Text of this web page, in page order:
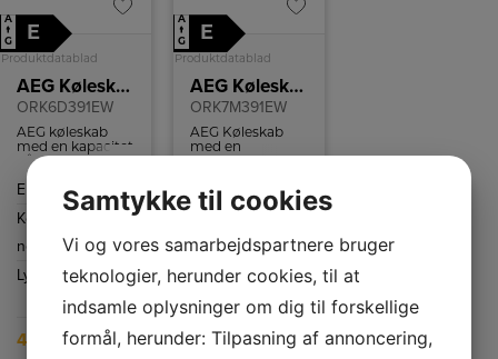
A
↑
G
E
Produktdatablad
AEG Køleskab
ORK6D391EW
AEG køleskab
med en kapacitet
på 395 L.
Energiklasse
E
Kølekapacitet
netto
395
L
Lydniveau
40
dB(A)
4.399,-
A
↑
G
E
Produktdatablad
AEG Køleskab
ORK7M391EW
AEG Køleskab
med en
og ExtraChill
skuffe.
Energiklasse
E
netto
L
Lydniveau
40
dB(A)
6.999,-
Samtykke til cookies
Vi og vores samarbejdspartnere bruger
teknologier, herunder cookies, til at
indsamle oplysninger om dig til forskellige
formål, herunder: Tilpasning af annoncering,